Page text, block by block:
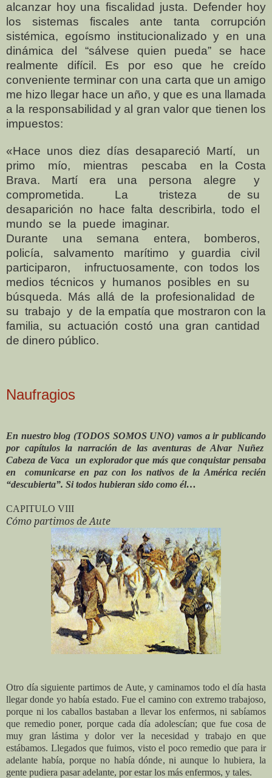
alcanzar hoy una fiscalidad justa. Defender hoy
los sistemas fiscales ante tanta corrupción
sistémica, egoísmo institucionalizado y en una
dinámica del “sálvese quien pueda” se hace
realmente difícil. Es por eso que he creído
conveniente terminar con una carta que un amigo
me hizo llegar hace un año, y que es una llamada
a la responsabilidad y al gran valor que tienen los
impuestos:
«Hace unos diez días desapareció Martí, un
primo mío, mientras pescaba en la Costa
Brava. Martí era una persona alegre y
comprometida. La tristeza de su
desaparición no hace falta describirla, todo el
mundo se la puede imaginar.
Durante una semana entera, bomberos,
policía, salvamento marítimo y guardia civil
participaron, infructuosamente, con todos los
medios técnicos y humanos posibles en su
búsqueda. Más allá de la profesionalidad de
su trabajo y de la empatía que mostraron con la
familia, su actuación costó una gran cantidad
de dinero público.
Naufragios
En nuestro blog (TODOS SOMOS UNO) vamos a ir publicando
por capítulos la narración de las aventuras de Alvar Nuñez
Cabeza de Vaca un explorador que más que conquistar pensaba
en
comunicarse en paz con los nativos de la América recién
“descubierta”. Si todos hubieran sido como él…
CAPITULO VIII
Cómo partimos de Aute
Otro día siguiente partimos de Aute, y caminamos todo el día hasta
llegar donde yo había estado. Fue el camino con extremo trabajoso,
porque ni los caballos bastaban a llevar los enfermos, ni sabíamos
que remedio poner, porque cada día adolescían; que fue cosa de
muy gran lástima y dolor ver la necesidad y trabajo en que
estábamos. Llegados que fuimos, visto el poco remedio que para ir
adelante había, porque no había dónde, ni aunque lo hubiera, la
gente pudiera pasar adelante, por estar los más enfermos, y tales.